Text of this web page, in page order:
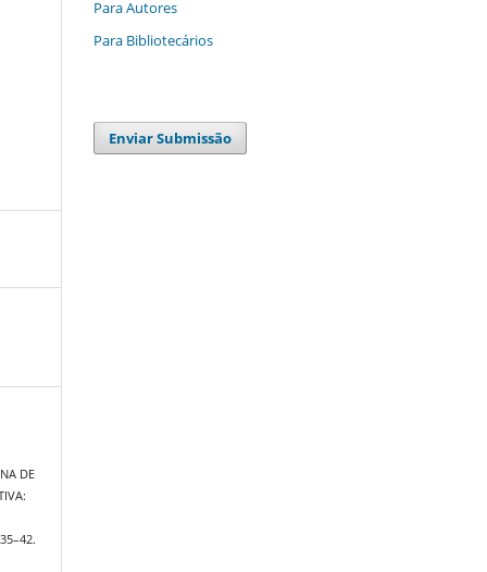
DE
Para Autores
Para Bibliotecários
Enviar Submissão